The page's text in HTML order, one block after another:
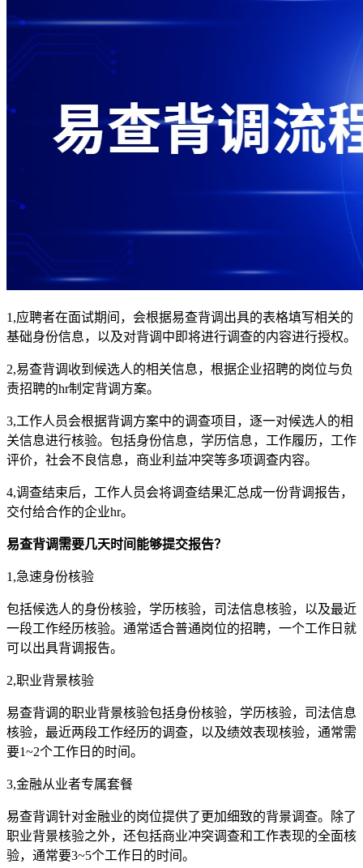
1,应聘者在面试期间，会根据易查背调出具的表格填写相关的
基础身份信息，以及对背调中即将进行调查的内容进行授权。
2,易查背调收到候选人的相关信息，根据企业招聘的岗位与负
责招聘的hr制定背调方案。
3,工作人员会根据背调方案中的调查项目，逐一对候选人的相
关信息进行核验。包括身份信息，学历信息，工作履历，工作
评价，社会不良信息，商业利益冲突等多项调查内容。
4,调查结束后，工作人员会将调查结果汇总成一份背调报告，
交付给合作的企业hr。
易查背调需要几天时间能够提交报告？
1,急速身份核验
包括候选人的身份核验，学历核验，司法信息核验，以及最近
一段工作经历核验。通常适合普通岗位的招聘，一个工作日就
可以出具背调报告。
2,职业背景核验
易查背调的职业背景核验包括身份核验，学历核验，司法信息
核验，最近两段工作经历的调查，以及绩效表现核验，通常需
要1~2个工作日的时间。
3,金融从业者专属套餐
易查背调针对金融业的岗位提供了更加细致的背景调查。除了
职业背景核验之外，还包括商业冲突调查和工作表现的全面核
验，通常要3~5个工作日的时间。